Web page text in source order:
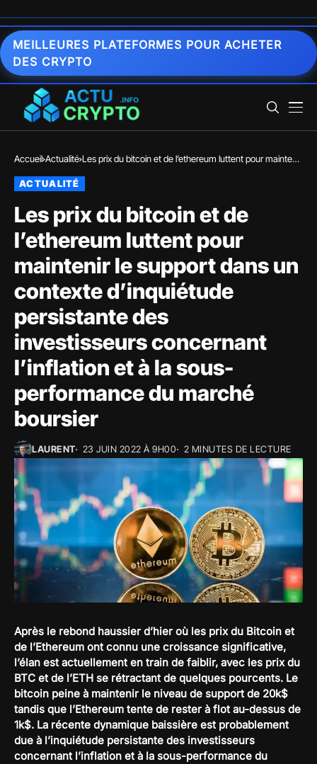
MEILLEURES PLATEFORMES POUR ACHETER
DES CRYPTO
Accueil Actualité Les prix du bitcoin et de l’ethereum luttent pour maintenir
ACTUALITÉ
Les prix du bitcoin et de
l’ethereum luttent pour
maintenir le support dans un
contexte d’inquiétude
persistante des
investisseurs concernant
l’inflation et à la sous-
performance du marché
boursier
LAURENT 23 JUIN 2022 À 9H00 2 MINUTES DE LECTURE
Après le rebond haussier d’hier où les prix du Bitcoin et
de l’Ethereum ont connu une croissance significative,
l’élan est actuellement en train de faiblir, avec les prix du
BTC et de l’ETH se rétractant de quelques pourcents. Le
bitcoin peine à maintenir le niveau de support de 20k$
tandis que l’Ethereum tente de rester à flot au-dessus de
1k$. La récente dynamique baissière est probablement
due à l’inquiétude persistante des investisseurs
concernant l’inflation et à la sous-performance du